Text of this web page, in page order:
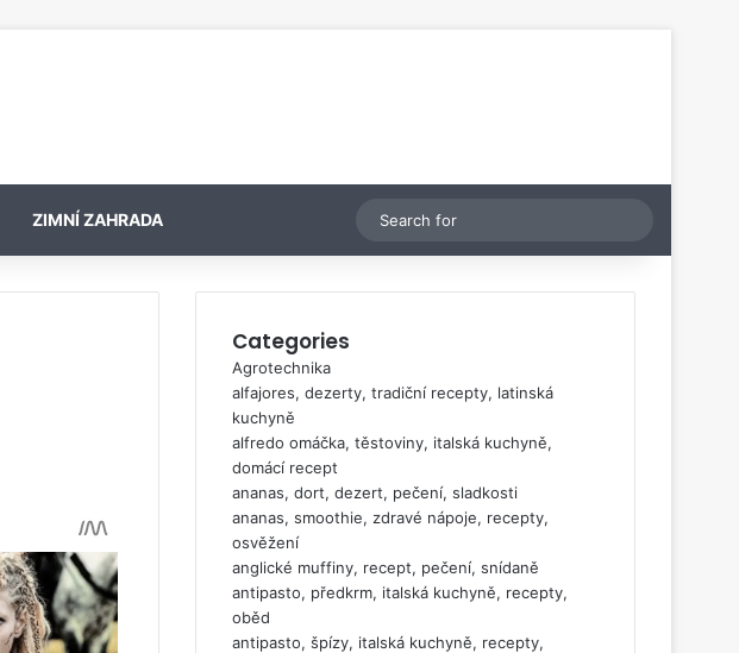
ZIMNÍ ZAHRADA Switch skin
for
Categories
Agrotechnika
alfajores, dezerty, tradiční recepty, latinská
kuchyně
alfredo omáčka, těstoviny, italská kuchyně,
domácí recept
ananas, dort, dezert, pečení, sladkosti
ananas, smoothie, zdravé nápoje, recepty,
osvěžení
anglické muffiny, recept, pečení, snídaně
antipasto, předkrm, italská kuchyně, recepty,
oběd
antipasto, špízy, italská kuchyně, recepty,